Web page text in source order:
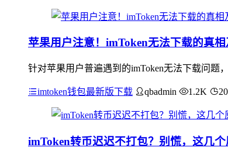
苹果用户注意！imToken无法下载的真
针对苹果用户普遍遇到的imToken无法下载问题
imtoken钱包最新版下载 qbadmin 1.2K
imToken转币迟迟不打包？别慌，这几